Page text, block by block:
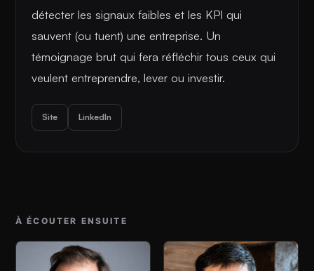
détecter les signaux faibles et les KPI qui
sauvent (ou tuent) une entreprise. Un
témoignage brut qui fera réfléchir tous ceux qui
veulent entreprendre, lever ou investir.
Site LinkedIn
À ÉCOUTER ENSUITE